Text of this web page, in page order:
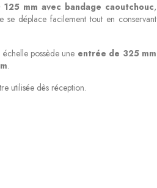
mm avec bandage caoutchouc,
se déplace facilement tout en conservant
échelle possède une entrée de 325 mm
.
utilisée dès réception.